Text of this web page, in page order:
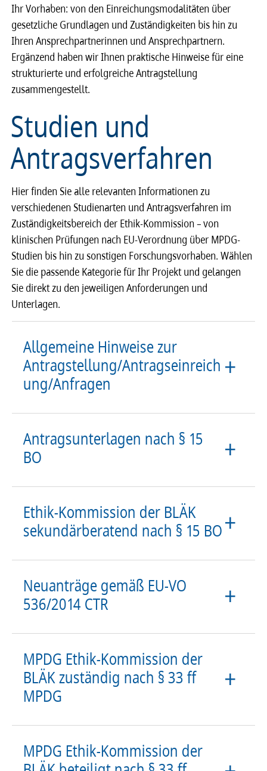
Ihr Vorhaben: von den Einreichungsmodalitäten über
gesetzliche Grundlagen und Zuständigkeiten bis hin zu
Ihren Ansprechpartnerinnen und Ansprechpartnern.
Ergänzend haben wir Ihnen praktische Hinweise für eine
strukturierte und erfolgreiche Antragstellung
zusammengestellt.
Studien und
Antragsverfahren
Hier finden Sie alle relevanten Informationen zu
verschiedenen Studienarten und Antragsverfahren im
Zuständigkeitsbereich der Ethik-Kommission – von
klinischen Prüfungen nach EU-Verordnung über MPDG-
Studien bis hin zu sonstigen Forschungsvorhaben. Wählen
Sie die passende Kategorie für Ihr Projekt und gelangen
Sie direkt zu den jeweiligen Anforderungen und
Unterlagen.
Allgemeine Hinweise zur
Antragstellung/Antragseinreich
ung/Anfragen
Antragsunterlagen nach § 15
BO
Ethik-Kommission der BLÄK
sekundärberatend nach § 15 BO
Neuanträge gemäß EU-VO
536/2014 CTR
MPDG Ethik-Kommission der
BLÄK zuständig nach § 33 ff
MPDG
MPDG Ethik-Kommission der